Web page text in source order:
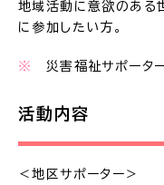
地域活動に意欲のある
に参加したい方。
※ 災害福祉サポータ
活動内容
＜地区サポーター＞